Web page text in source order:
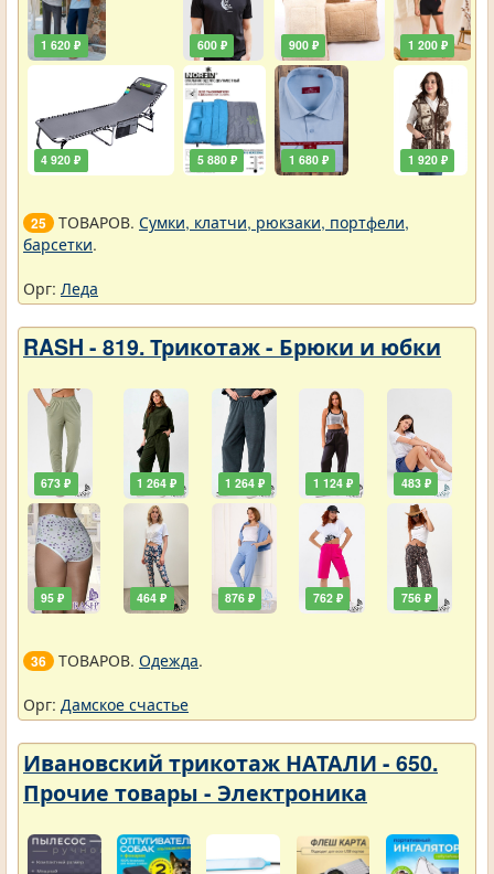
1 620 ₽
4 920 ₽
600 ₽
5 880 ₽
900 ₽
1 680 ₽
1 200 ₽
1 920 ₽
25 ТОВАРОВ. Сумки, клатчи, рюкзаки, портфели,
барсетки.
Орг: Леда
RASH - 819. Трикотаж - Брюки и юбки
673 ₽
95 ₽
1 264 ₽
464 ₽
1 264 ₽
876 ₽
1 124 ₽
762 ₽
483 ₽
756 ₽
36 ТОВАРОВ. Одежда.
Орг: Дамское счастье
Ивановский трикотаж НАТАЛИ - 650.
Прочие товары - Электроника